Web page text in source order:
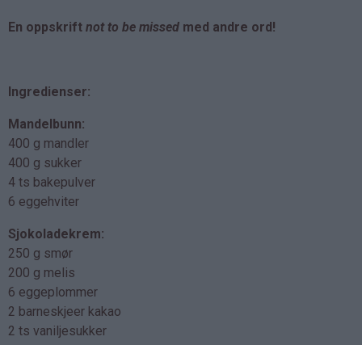
En oppskrift not to be missed med andre ord!
Ingredienser:
Mandelbunn:
400 g mandler
400 g sukker
4 ts bakepulver
6 eggehviter
Sjokoladekrem:
250 g smør
200 g melis
6 eggeplommer
2 barneskjeer kakao
2 ts vaniljesukker